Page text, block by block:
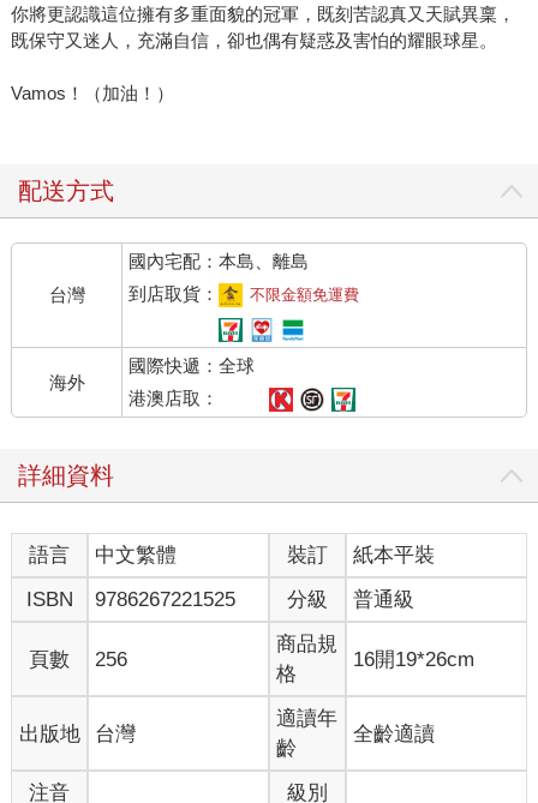
你將更認識這位擁有多重面貌的冠軍，既刻苦認真又天賦異稟，
既保守又迷人，充滿自信，卻也偶有疑惑及害怕的耀眼球星。
Vamos！（加油！）
配送方式
台灣
國內宅配：本島、離島
到店取貨：
不限金額免運費
海外
國際快遞：全球
港澳店取：
詳細資料
語言 中文繁體 裝訂
紙本平裝
ISBN
9786267221525 分級 普通級
頁數 256
商品規
格
16開19*26cm
出版地 台灣
適讀年
齡
全齡適讀
注音 級別